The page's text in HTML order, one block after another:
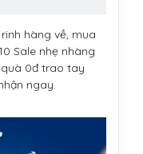
hàng về, mua
Sale nhẹ nhàng
quà 0đ trao tay
ngay.